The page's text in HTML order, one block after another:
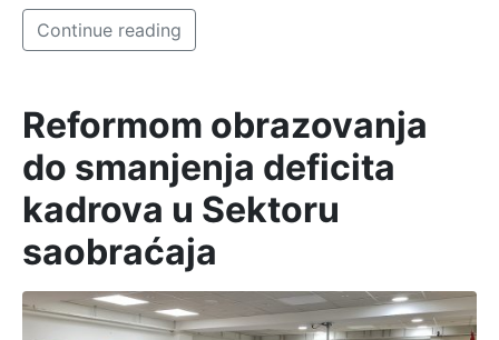
Continue reading
Reformom obrazovanja
do smanjenja deficita
kadrova u Sektoru
saobraćaja